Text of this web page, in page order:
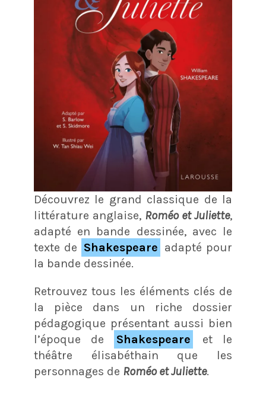
Découvrez le grand classique de la
littérature anglaise, Roméo et Juliette,
adapté en bande dessinée, avec le
texte de Shakespeare adapté pour
la bande dessinée.
Retrouvez tous les éléments clés de
la pièce dans un riche dossier
pédagogique présentant aussi bien
l’époque de
Shakespeare
et le
théâtre élisabéthain que les
personnages de Roméo et Juliette.